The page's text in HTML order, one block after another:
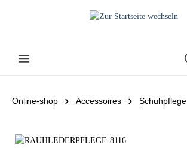
Online-shop Accessoires Schuhpflege